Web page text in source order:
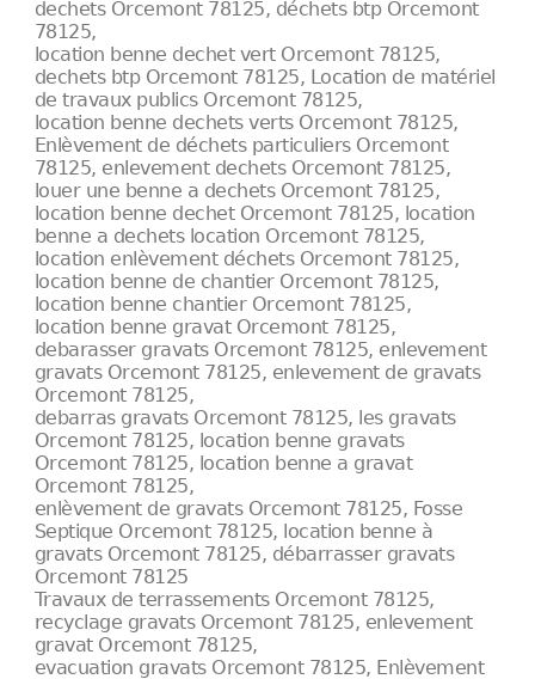
dechets Orcemont 78125, déchets btp Orcemont
78125,
location benne dechet vert Orcemont 78125,
dechets btp Orcemont 78125, Location de matériel
de travaux publics Orcemont 78125,
location benne dechets verts Orcemont 78125,
Enlèvement de déchets particuliers Orcemont
78125, enlevement dechets Orcemont 78125,
louer une benne a dechets Orcemont 78125,
location benne dechet Orcemont 78125, location
benne a dechets location Orcemont 78125,
location enlèvement déchets Orcemont 78125,
location benne de chantier Orcemont 78125,
location benne chantier Orcemont 78125,
location benne gravat Orcemont 78125,
debarasser gravats Orcemont 78125, enlevement
gravats Orcemont 78125, enlevement de gravats
Orcemont 78125,
debarras gravats Orcemont 78125, les gravats
Orcemont 78125, location benne gravats
Orcemont 78125, location benne a gravat
Orcemont 78125,
enlèvement de gravats Orcemont 78125, Fosse
Septique Orcemont 78125, location benne à
gravats Orcemont 78125, débarrasser gravats
Orcemont 78125
Travaux de terrassements Orcemont 78125,
recyclage gravats Orcemont 78125, enlevement
gravat Orcemont 78125,
evacuation gravats Orcemont 78125, Enlèvement